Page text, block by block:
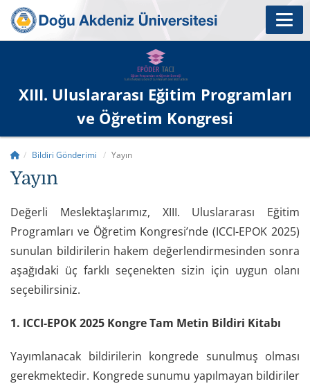
XIII. Uluslararası Eğitim Programları
ve Öğretim Kongresi
Bildiri Gönderimi Yayın
Yayın
Değerli Meslektaşlarımız, XIII. Uluslararası Eğitim
Programları ve Öğretim Kongresi’nde (ICCI-EPOK 2025)
sunulan bildirilerin hakem değerlendirmesinden sonra
aşağıdaki üç farklı seçenekten sizin için uygun olanı
seçebilirsiniz.
1. ICCI-EPOK 2025 Kongre Tam Metin Bildiri Kitabı
Yayımlanacak bildirilerin kongrede sunulmuş olması
gerekmektedir. Kongrede sunumu yapılmayan bildiriler